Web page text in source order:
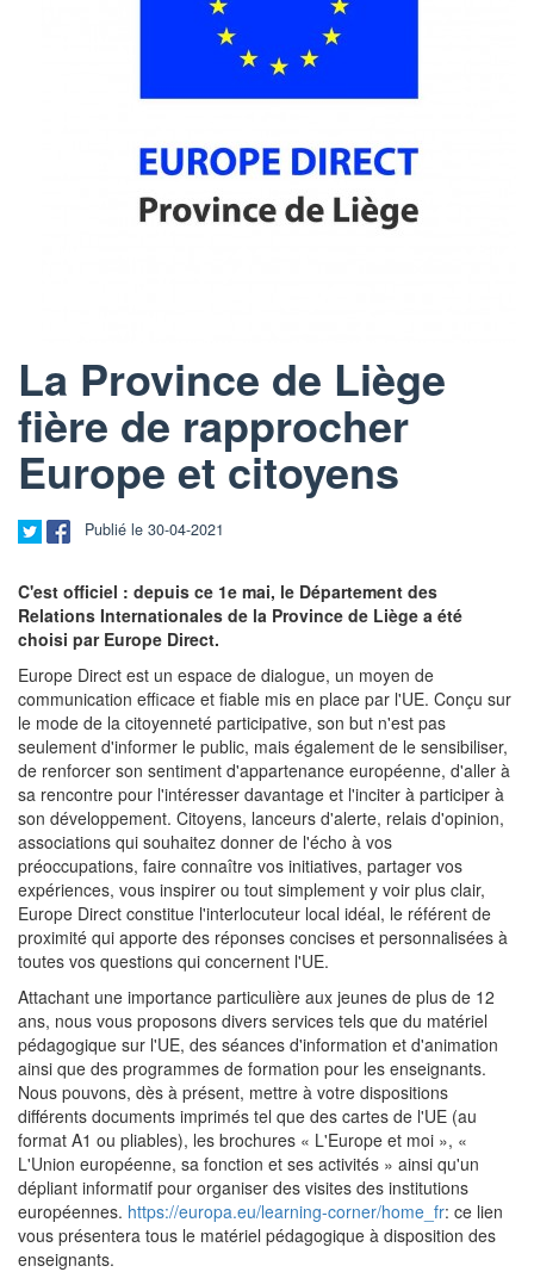
La Province de Liège
fière de rapprocher
Europe et citoyens
Publié le 30-04-2021
C'est officiel : depuis ce 1e mai, le Département des
Relations Internationales de la Province de Liège a été
choisi par Europe Direct.
Europe Direct est un espace de dialogue, un moyen de
communication efficace et fiable mis en place par l'UE. Conçu sur
le mode de la citoyenneté participative, son but n'est pas
seulement d'informer le public, mais également de le sensibiliser,
de renforcer son sentiment d'appartenance européenne, d'aller à
sa rencontre pour l'intéresser davantage et l'inciter à participer à
son développement. Citoyens, lanceurs d'alerte, relais d'opinion,
associations qui souhaitez donner de l'écho à vos
préoccupations, faire connaître vos initiatives, partager vos
expériences, vous inspirer ou tout simplement y voir plus clair,
Europe Direct constitue l'interlocuteur local idéal, le référent de
proximité qui apporte des réponses concises et personnalisées à
toutes vos questions qui concernent l'UE.
Attachant une importance particulière aux jeunes de plus de 12
ans, nous vous proposons divers services tels que du matériel
pédagogique sur l'UE, des séances d'information et d'animation
ainsi que des programmes de formation pour les enseignants.
Nous pouvons, dès à présent, mettre à votre dispositions
différents documents imprimés tel que des cartes de l'UE (au
format A1 ou pliables), les brochures « L'Europe et moi », «
L'Union européenne, sa fonction et ses activités » ainsi qu'un
dépliant informatif pour organiser des visites des institutions
européennes. https://europa.eu/learning-corner/home_fr: ce lien
vous présentera tous le matériel pédagogique à disposition des
enseignants.